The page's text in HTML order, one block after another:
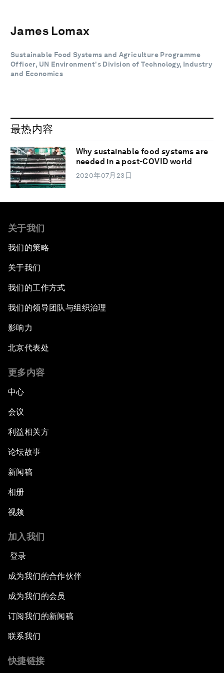
James Lomax
Sustainable Food Systems and Agriculture Programme
Officer, UN Environment's Division of Technology, Industry
and Economics
最热内容
Why sustainable food systems are
needed in a post-COVID world
2020年07月23日
关于我们
我们的策略
关于我们
我们的工作方式
我们的领导团队与组织治理
影响力
北京代表处
更多内容
中心
会议
利益相关方
论坛故事
新闻稿
相册
视频
加入我们
登录
成为我们的合作伙伴
成为我们的会员
订阅我们的新闻稿
联系我们
快捷链接